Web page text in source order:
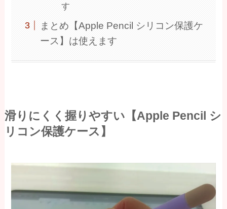
す
まとめ【Apple Pencil シリコン保護ケ
ース】は使えます
滑りにくく握りやすい【Apple Pencil シ
リコン保護ケース】